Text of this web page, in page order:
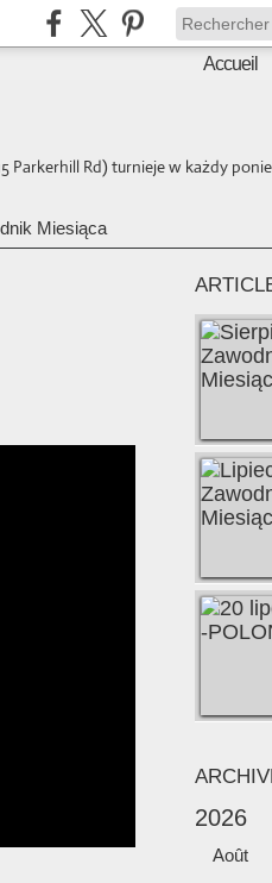
Accueil
Rd) turnieje w każdy
Miesiąca
2026
Août